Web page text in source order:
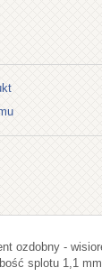
ozdobny -
splotu 1,1 mm.